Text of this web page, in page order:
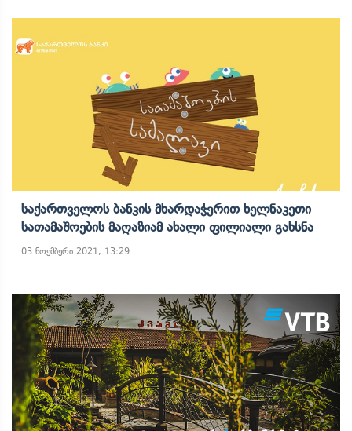
Საქართველოს Ბანკის Მხარდაჭერით Ხელნაკეთი
Სათამაშოების Მაღაზიამ Ახალი Ფილიალი Გახსნა
03 ნოემბერი 2021, 13:29